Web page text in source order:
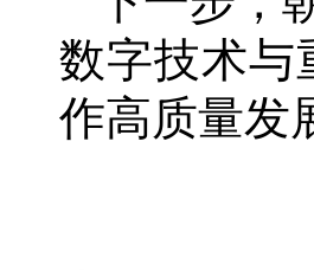
数字技术与
作高质量发